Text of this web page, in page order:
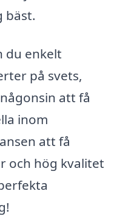
bäst.
du enkelt
på svets,
att få
inom
att få
och hög kvalitet